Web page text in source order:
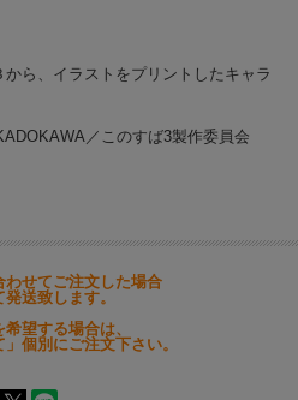
ら、イラストをプリントしたキャラ
／このすば3製作委員会
わせてご注文した場合
送致します。
望する場合は、
個別にご注文下さい。